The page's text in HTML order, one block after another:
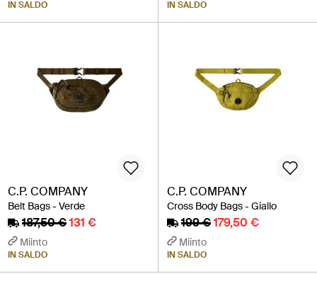
IN SALDO IN SALDO
C.P. COMPANY
Belt Bags - Verde
187,50 €131 €
Miinto
IN SALDO
C.P. COMPANY
Cross Body Bags - Giallo
199 €179,50 €
Miinto
IN SALDO